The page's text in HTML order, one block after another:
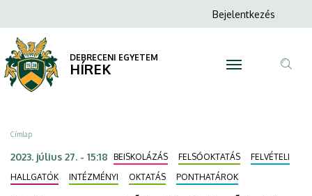
nem
látott
felvételi
rekord
a
Debreceni
a
tartalomra
Anonim
menüje
Bejelentkezés
DEBRECENI EGYETEM
HÍREK
Morzsa
Címlap
2023. július 27. - 15:18 BEISKOLÁZÁS FELSŐOKTATÁS
FELVÉTELI
HALLGATÓK
INTÉZMÉNYI OKTATÁS PONTHATÁROK